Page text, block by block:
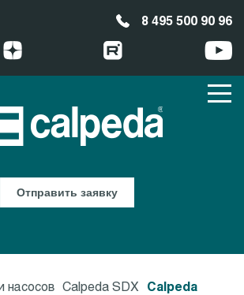
8 495 500 90 96
Отправить заявку
насосов Calpeda SDX
Calpeda